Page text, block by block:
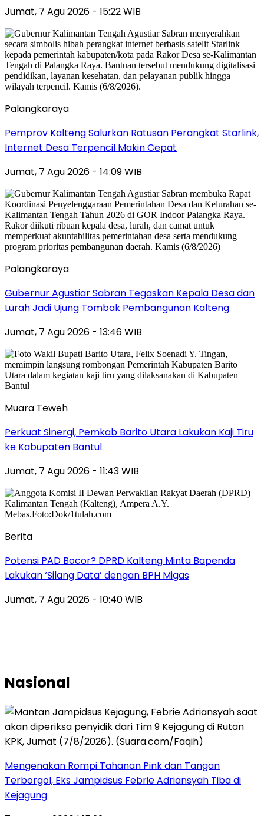
Jumat, 7 Agu 2026 - 15:22 WIB
Palangkaraya
Pemprov Kalteng Salurkan Ratusan Perangkat Starlink,
Internet Desa Terpencil Makin Cepat
Jumat, 7 Agu 2026 - 14:09 WIB
Palangkaraya
Gubernur Agustiar Sabran Tegaskan Kepala Desa dan
Lurah Jadi Ujung Tombak Pembangunan Kalteng
Jumat, 7 Agu 2026 - 13:46 WIB
Muara Teweh
Perkuat Sinergi, Pemkab Barito Utara Lakukan Kaji Tiru
ke Kabupaten Bantul
Jumat, 7 Agu 2026 - 11:43 WIB
Berita
Potensi PAD Bocor? DPRD Kalteng Minta Bapenda
Lakukan ‘Silang Data’ dengan BPH Migas
Jumat, 7 Agu 2026 - 10:40 WIB
Nasional
Mengenakan Rompi Tahanan Pink dan Tangan
Terborgol, Eks Jampidsus Febrie Adriansyah Tiba di
Kejagung